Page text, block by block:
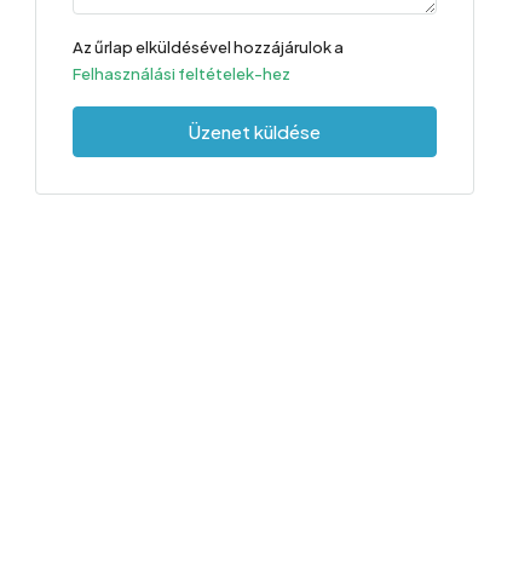
Az űrlap elküldésével hozzájárulok a
Felhasználási feltételek-hez
Üzenet küldése